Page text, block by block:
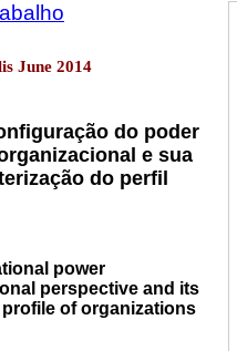
June 2014
do poder
e sua
do perfil
power
perspective and its
of organizations